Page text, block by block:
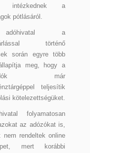
intézkednek a
pótlásáról.
a
történő
során egyre több
meg, hogy a
már
teljesítik
kötelezettségüket.
folyamatosan
az adózókat is,
nem rendeltek online
mert korábbi